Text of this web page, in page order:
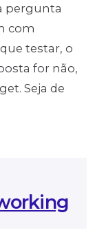
pergunta
com
testar, o
for não,
Seja de